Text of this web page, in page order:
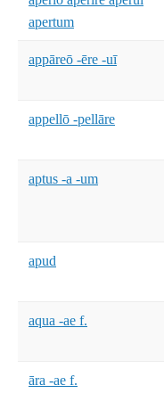
apertum
appāreō -ēre -uī
appellō -pellāre
aptus -a -um
apud
aqua -ae f.
āra -ae f.